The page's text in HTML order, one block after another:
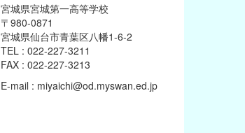
宮城県宮城第一高等学校
〒980-0871
宮城県仙台市青葉区八幡1-6-2
TEL : 022-227-3211
FAX : 022-227-3213
E-mail : miyaichi@od.myswan.ed.jp